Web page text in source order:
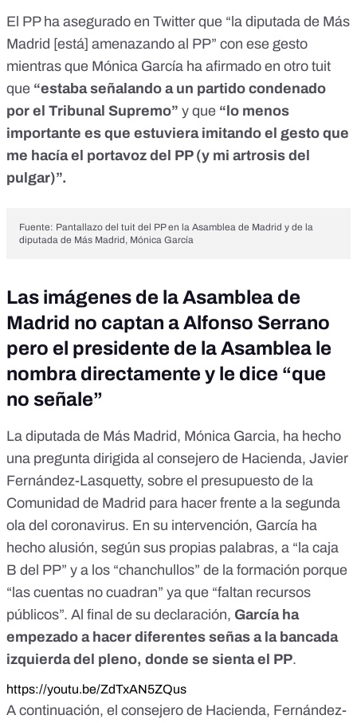
El PP ha asegurado en Twitter que “la diputada de Más
Madrid [está] amenazando al PP” con ese gesto
mientras que Mónica García ha afirmado en otro tuit
que “estaba señalando a un partido condenado
por el Tribunal Supremo” y que “lo menos
importante es que estuviera imitando el gesto que
me hacía el portavoz del PP (y mi artrosis del
pulgar)”.
Fuente: Pantallazo del tuit del PP en la Asamblea de Madrid y de la
diputada de Más Madrid, Mónica García
Las imágenes de la Asamblea de
Madrid no captan a Alfonso Serrano
pero el presidente de la Asamblea le
nombra directamente y le dice “que
no señale”
La diputada de Más Madrid, Mónica Garcia, ha hecho
una pregunta dirigida al consejero de Hacienda, Javier
Fernández-Lasquetty, sobre el presupuesto de la
Comunidad de Madrid para hacer frente a la segunda
ola del coronavirus. En su intervención, García ha
hecho alusión, según sus propias palabras, a “la caja
B del PP” y a los “chanchullos” de la formación porque
“las cuentas no cuadran” ya que “faltan recursos
públicos”. Al final de su declaración, García ha
empezado a hacer diferentes señas a la bancada
izquierda del pleno, donde se sienta el PP.
https://youtu.be/ZdTxAN5ZQus
A continuación, el consejero de Hacienda, Fernández-